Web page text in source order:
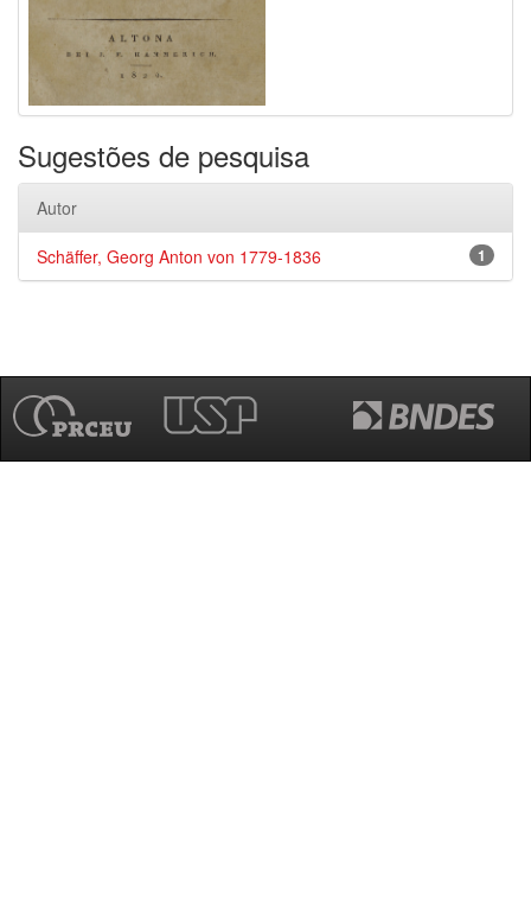
Sugestões de pesquisa
Autor
1
Schäffer, Georg Anton von 1779-1836